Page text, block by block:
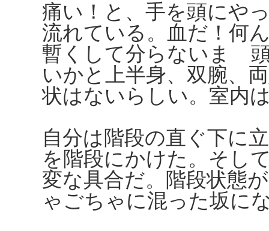
痛い！と、手を頭にや
流れている。血だ！何
暫くして分らないまゝ
いかと上半身、双腕、
状はないらしい。室内
自分は階段の直ぐ下に
を階段にかけた。そし
変な具合だ。階段状態
ゃごちゃに混った坂に